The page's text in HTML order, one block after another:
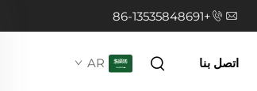
+86-13535848691
اتصل بنا AR